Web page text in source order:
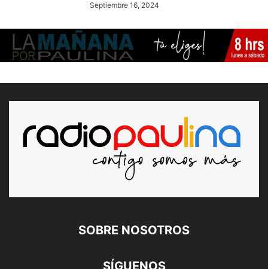
Septiembre 16, 2024
SOBRE NOSOTROS
SÍGUENOS